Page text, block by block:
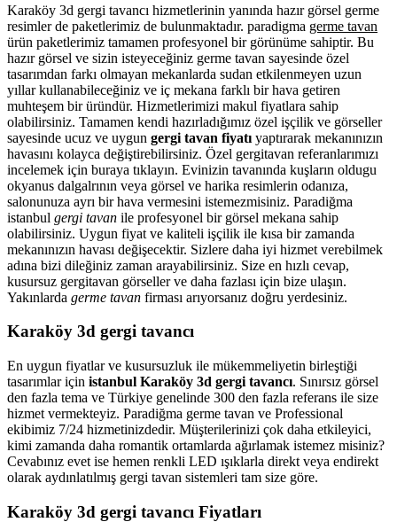
Karaköy 3d gergi tavancı hizmetlerinin yanında hazır görsel germe
resimler de paketlerimiz de bulunmaktadır. paradigma germe tavan
ürün paketlerimiz tamamen profesyonel bir görünüme sahiptir. Bu
hazır görsel ve sizin isteyeceğiniz germe tavan sayesinde özel
tasarımdan farkı olmayan mekanlarda sudan etkilenmeyen uzun
yıllar kullanabileceğiniz ve iç mekana farklı bir hava getiren
muhteşem bir üründür. Hizmetlerimizi makul fiyatlara sahip
olabilirsiniz. Tamamen kendi hazırladığımız özel işçilik ve görseller
sayesinde ucuz ve uygun gergi tavan fiyatı yaptırarak mekanınızın
havasını kolayca değiştirebilirsiniz. Özel gergitavan referanlarımızı
incelemek için buraya tıklayın. Evinizin tavanında kuşların oldugu
okyanus dalgalrının veya görsel ve harika resimlerin odanıza,
salonunuza ayrı bir hava vermesini istemezmisiniz. Paradiğma
istanbul gergi tavan ile profesyonel bir görsel mekana sahip
olabilirsiniz. Uygun fiyat ve kaliteli işçilik ile kısa bir zamanda
mekanınızın havası değişecektir. Sizlere daha iyi hizmet verebilmek
adına bizi dileğiniz zaman arayabilirsiniz. Size en hızlı cevap,
kusursuz gergitavan görseller ve daha fazlası için bize ulaşın.
Yakınlarda germe tavan firması arıyorsanız doğru yerdesiniz.
Karaköy 3d gergi tavancı
En uygun fiyatlar ve kusursuzluk ile mükemmeliyetin birleştiği
tasarımlar için istanbul Karaköy 3d gergi tavancı. Sınırsız görsel
den fazla tema ve Türkiye genelinde 300 den fazla referans ile size
hizmet vermekteyiz. Paradiğma germe tavan ve Professional
ekibimiz 7/24 hizmetinizdedir. Müşterilerinizi çok daha etkileyici,
kimi zamanda daha romantik ortamlarda ağırlamak istemez misiniz?
Cevabınız evet ise hemen renkli LED ışıklarla direkt veya endirekt
olarak aydınlatılmış gergi tavan sistemleri tam size göre.
Karaköy 3d gergi tavancı Fiyatları